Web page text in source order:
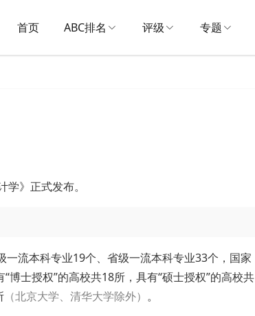
首页 ABC排名 评级 专题
学》正式发布。
流本科专业19个、省级一流本科专业33个，国家
士授权”的高校共18所，具有“硕士授权”的高校共
（北京大学、清华大学除外） 。